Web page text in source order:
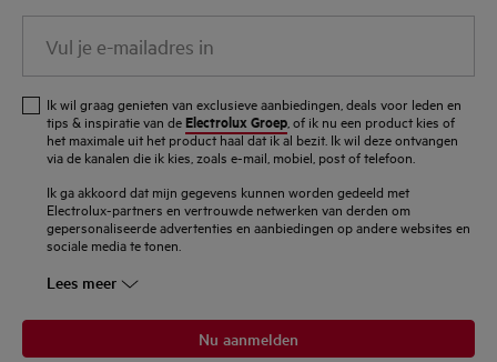
mailadres
Ik wil graag genieten van exclusieve aanbiedingen, deals voor leden en
tips & inspiratie van de Electrolux Groep , of ik nu een product kies of
het maximale uit het product haal dat ik al bezit. Ik wil deze ontvangen
via de kanalen die ik kies, zoals e-mail, mobiel, post of telefoon.
Ik ga akkoord dat mijn gegevens kunnen worden gedeeld met
Electrolux-partners en vertrouwde netwerken van derden om
gepersonaliseerde advertenties en aanbiedingen op andere websites en
sociale media te tonen.
Lees meer
Nu aanmelden